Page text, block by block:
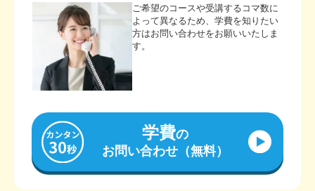
ご希望のコースや受講するコマ数に
よって異なるため、学費を知りたい
方はお問い合わせをお願いいたしま
す。
学費の
お問い合わせ（無料）